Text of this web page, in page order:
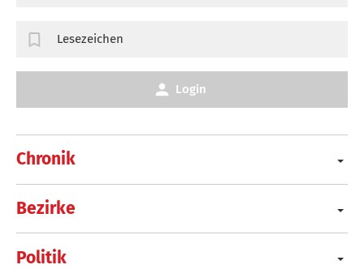
Chronik
Bezirke
Politik
Lesezeichen
Login